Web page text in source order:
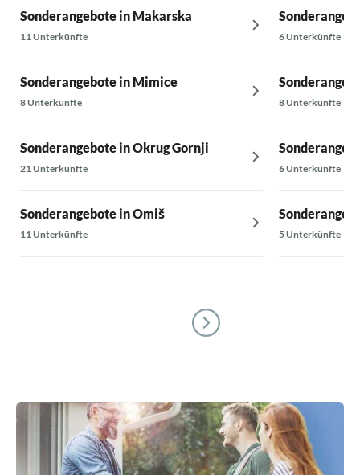
Sonderangebote in Makarska
11 Unterkünfte
Sonderangebote in Mimice
8 Unterkünfte
Sonderangebote in Okrug Gornji
21 Unterkünfte
Sonderangebote in Omiš
11 Unterkünfte
6 Unterkünfte
8 Unterkünfte
6 Unterkünfte
5 Unterkünfte